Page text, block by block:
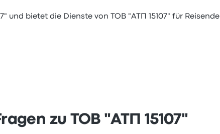
und bietet die Dienste von ТОВ "АТП 15107" für Reisende
zu ТОВ "АТП 15107"